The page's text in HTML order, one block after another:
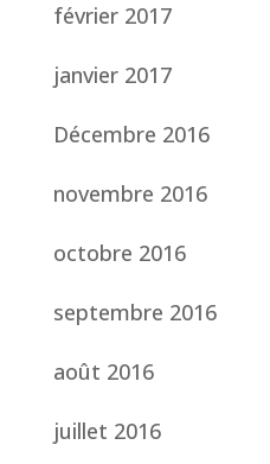
février 2017
janvier 2017
Décembre 2016
novembre 2016
octobre 2016
septembre 2016
août 2016
juillet 2016